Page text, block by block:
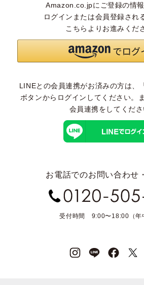
Amazon.co.jpにご登録の情
ログインまたは会員登録され
こちらよりお進みくだ
LINEとの会員連携がお済みの方は、
ボタンからログインしてください。
会員連携をしてくださ
お電話でのお問い合わせ
受付時間 9:00〜18:00（年